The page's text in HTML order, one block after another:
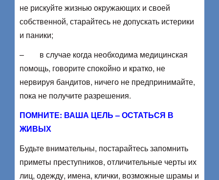
не рискуйте жизнью окружающих и своей
собственной, старайтесь не допускать истерики
и паники;
– в случае когда необходима медицинская
помощь, говорите спокойно и кратко, не
нервируя бандитов, ничего не предпринимайте,
пока не получите разрешения.
ПОМНИТЕ: ВАША ЦЕЛЬ – ОСТАТЬСЯ В
ЖИВЫХ
Будьте внимательны, постарайтесь запомнить
приметы преступников, отличительные черты их
лиц, одежду, имена, клички, возможные шрамы и